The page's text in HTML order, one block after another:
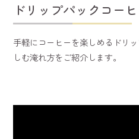
ドリップパックコー
手軽にコーヒーを楽しめるドリ
しむ淹れ方をご紹介します。